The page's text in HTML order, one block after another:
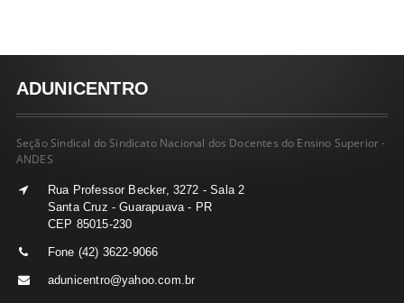
ADUNICENTRO
Seção Sindical do Sindicato Nacional dos Docentes do Ensino Superior -
ANDES
Rua Professor Becker, 3272 - Sala 2
Santa Cruz - Guarapuava - PR
CEP 85015-230
Fone (42) 3622-9066
adunicentro@yahoo.com.br